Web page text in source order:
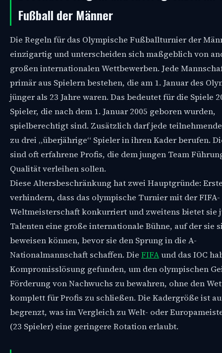
Fußball der Männer
Die Regeln für das Olympische Fußballturnier der
einzigartig und unterscheiden sich maßgeblich von
großen internationalen Wettbewerben. Jede
primär aus Spielern bestehen, die am 1. Januar des
jünger als 23 Jahre waren. Das bedeutet für die Spiele
Spieler, die nach dem 1. Januar 2005 geboren wurden,
spielberechtigt sind. Zusätzlich darf jede
zu drei „überjährige“ Spieler in ihren Kader berufen.
sind oft erfahrene Profis, die dem jungen Team
Qualität verleihen sollen.
Diese Altersbeschränkung hat zwei Hauptgründe:
verhindern, dass das olympische Turnier mit der FIFA-
Weltmeisterschaft konkurriert und zweitens bietet sie
Talenten eine große internationale Bühne, auf der sie
beweisen können, bevor sie den Sprung in die A-
Nationalmannschaft schaffen. Die FIFAund das IOC
Kompromisslösung gefunden, um den olympischen
Förderung von Nachwuchs zu bewahren, ohne den
komplett für Profis zu schließen. Die Kadergröße ist
begrenzt, was im Vergleich zu Welt- oder
(23 Spieler) eine geringere Rotation erlaubt.